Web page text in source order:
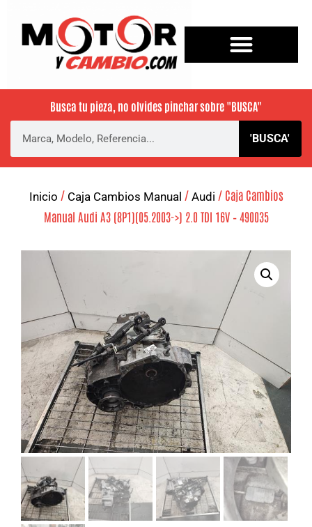
Busca tu pieza, no olvides pinchar sobre "BUSCA"
'BUSCA'
Inicio / Caja Cambios Manual / Audi / Caja Cambios
Manual Audi A3 (8P1)(05.2003->) 2.0 TDI 16V – 490035